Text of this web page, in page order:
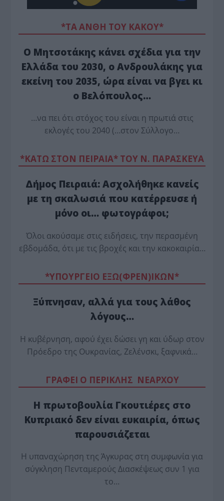
*ΤΑ ΆΝΘΗ ΤΟΥ ΚΑΚΟΎ*
Ο Μητσοτάκης κάνει σχέδια για την
Ελλάδα του 2030, ο Ανδρουλάκης για
εκείνη του 2035, ώρα είναι να βγει κι
ο Βελόπουλος…
…να πει ότι στόχος του είναι η πρωτιά στις
εκλογές του 2040 (…στον Σύλλογο…
*ΚΑΤΩ ΣΤΟΝ ΠΕΙΡΑΙΑ* ΤΟΥ Ν. ΠΑΡΑΣΚΕΥΑ
Δήμος Πειραιά: Ασχολήθηκε κανείς
με τη σκαλωσιά που κατέρρευσε ή
μόνο οι… φωτογράφοι;
Όλοι ακούσαμε στις ειδήσεις, την περασμένη
εβδομάδα, ότι με τις βροχές και την κακοκαιρία…
*ΥΠΟΥΡΓΕΙΟ ΕΞΩ(ΦΡΕΝ)ΙΚΩΝ*
Ξύπνησαν, αλλά για τους λάθος
λόγους…
Η κυβέρνηση, αφού έχει δώσει γη και ύδωρ στον
Πρόεδρο της Ουκρανίας, Ζελένσκι, ξαφνικά…
ΓΡΑΦΕΙ Ο ΠΕΡΙΚΛΗΣ ΝΕΑΡΧΟΥ
Η πρωτοβουλία Γκουτιέρες στο
Κυπριακό δεν είναι ευκαιρία, όπως
παρουσιάζεται
Η υπαναχώρηση της Άγκυρας στη συμφωνία για
σύγκληση Πενταμερούς Διασκέψεως συν 1 για
το…